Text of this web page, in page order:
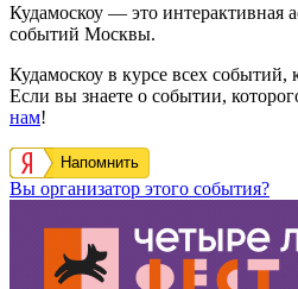
Кудамоскоу — это интерактивная
событий Москвы.
Кудамоскоу в курсе всех
Если вы знаете о событии,
нам!
Напомнить
Вы организатор этого события?